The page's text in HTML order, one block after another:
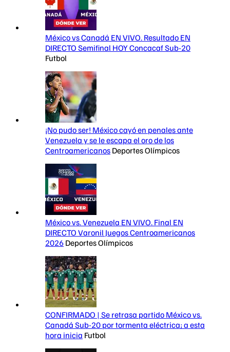
México vs Canadá EN VIVO. Resultado EN
DIRECTO Semifinal HOY Concacaf Sub-20
Futbol
¡No pudo ser! México cayó en penales ante
Venezuela y se le escapa el oro de los
Centroamericanos Deportes Olímpicos
México vs. Venezuela EN VIVO. Final EN
DIRECTO Varonil Juegos Centroamericanos
2026 Deportes Olímpicos
CONFIRMADO | Se retrasa partido México vs.
Canadá Sub-20 por tormenta eléctrica; a esta
hora inicia Futbol